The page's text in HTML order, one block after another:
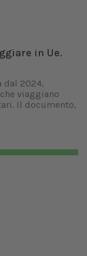
in Ue.
dal 2024,
viaggiano
Il documento,